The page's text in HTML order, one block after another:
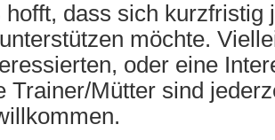
hofft, dass sich kurzfristig
möchte.
oder eine
Trainer/Mütter sind